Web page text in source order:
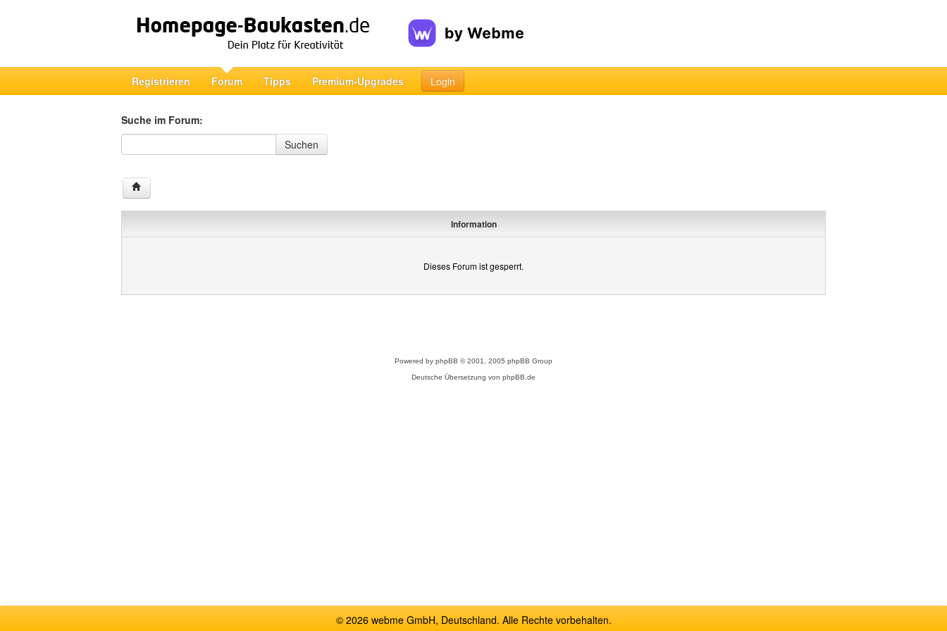
Registrieren Forum Tipps Premium-Upgrades Login
Suche im Forum:
Suche im Forum
Suchen
Information
Dieses Forum ist gesperrt.
Powered by phpBB © 2001, 2005 phpBB Group
Deutsche Übersetzung von phpBB.de
© 2026 webme GmbH, Deutschland. Alle Rechte vorbehalten.